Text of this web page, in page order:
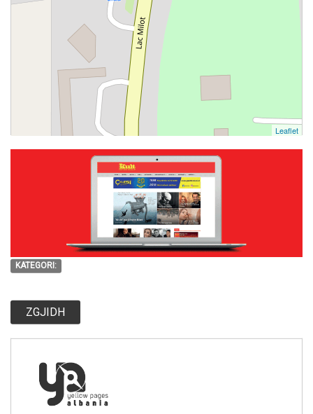
KATEGORI:
ZGJIDH
Leaflet